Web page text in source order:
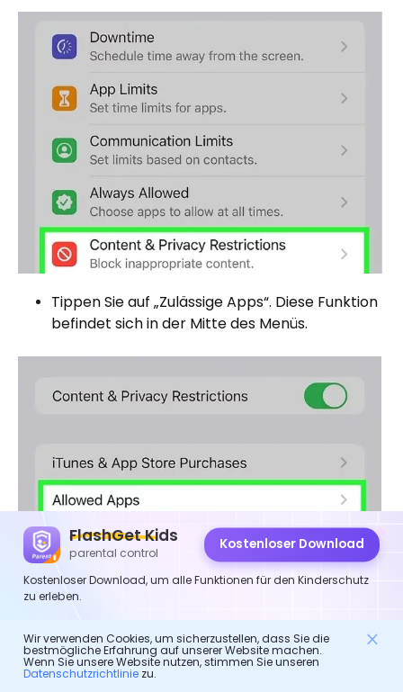
Tippen Sie auf „Zulässige Apps“. Diese Funktion
befindet sich in der Mitte des Menüs.
Tippen Sie auf den Schalter neben der App, um
sie auszuschalten. Ein grüner Schalter
FlashGet Kids
parental control
Kostenloser Download
Kostenloser Download, um alle Funktionen für den Kinderschutz
zu erleben.
Wir verwenden Cookies, um sicherzustellen, dass Sie die
bestmögliche Erfahrung auf unserer Website machen.
Wenn Sie unsere Website nutzen, stimmen Sie unseren
Datenschutzrichtliniezu.